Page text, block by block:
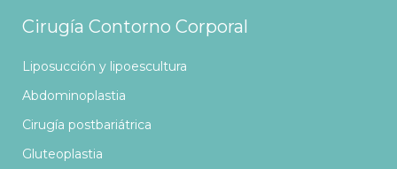
Cirugía Contorno Corporal
Liposucción y lipoescultura
Abdominoplastia
Cirugía postbariátrica
Gluteoplastia